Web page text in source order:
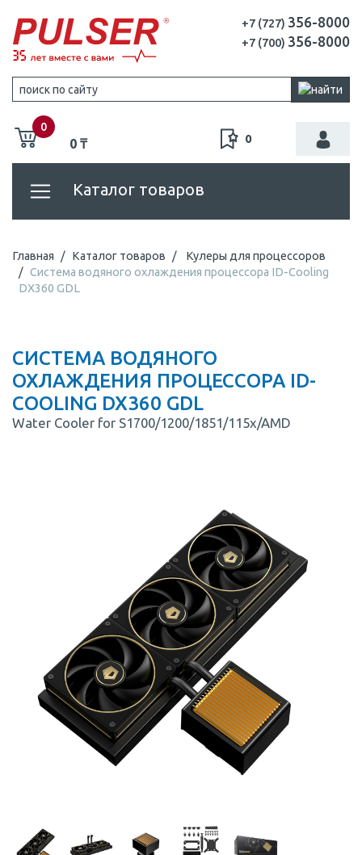
+7 (727) 356-8000
+7 (700) 356-8000
0
0 ₸ 0
Каталог товаров
Главная Каталог товаров
Кулеры для процессоров
Система водяного охлаждения процессора ID-Cooling
DX360 GDL
СИСТЕМА ВОДЯНОГО
ОХЛАЖДЕНИЯ ПРОЦЕССОРА ID-
COOLING DX360 GDL
Water Cooler for S1700/1200/1851/115x/AMD